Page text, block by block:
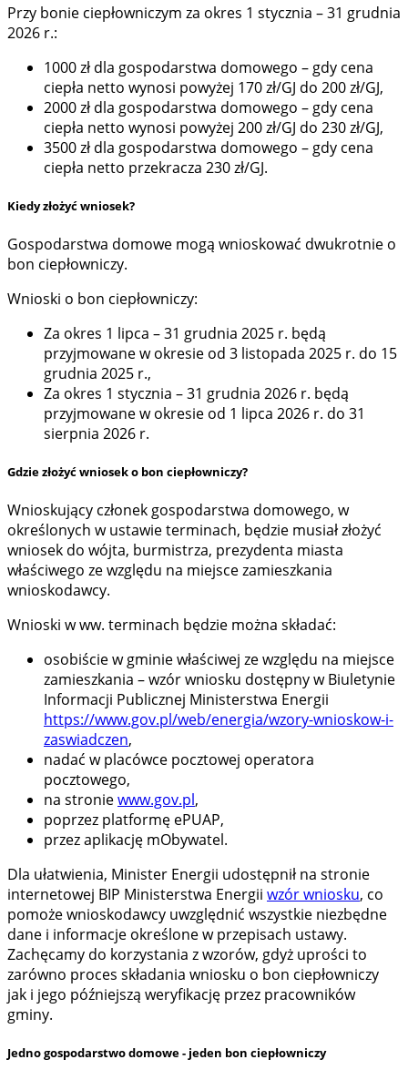
Przy bonie ciepłowniczym za okres 1 stycznia – 31 grudnia
2026 r.:
1000 zł dla gospodarstwa domowego – gdy cena
ciepła netto wynosi powyżej 170 zł/GJ do 200 zł/GJ,
2000 zł dla gospodarstwa domowego – gdy cena
ciepła netto wynosi powyżej 200 zł/GJ do 230 zł/GJ,
3500 zł dla gospodarstwa domowego – gdy cena
ciepła netto przekracza 230 zł/GJ.
Kiedy złożyć wniosek?
Gospodarstwa domowe mogą wnioskować dwukrotnie o
bon ciepłowniczy.
Wnioski o bon ciepłowniczy:
Za okres 1 lipca – 31 grudnia 2025 r. będą
przyjmowane w okresie od 3 listopada 2025 r. do 15
grudnia 2025 r.,
Za okres 1 stycznia – 31 grudnia 2026 r. będą
przyjmowane w okresie od 1 lipca 2026 r. do 31
sierpnia 2026 r.
Gdzie złożyć wniosek o bon ciepłowniczy?
Wnioskujący członek gospodarstwa domowego, w
określonych w ustawie terminach, będzie musiał złożyć
wniosek do wójta, burmistrza, prezydenta miasta
właściwego ze względu na miejsce zamieszkania
wnioskodawcy.
Wnioski w ww. terminach będzie można składać:
osobiście w gminie właściwej ze względu na miejsce
zamieszkania – wzór wniosku dostępny w Biuletynie
Informacji Publicznej Ministerstwa Energii
https://www.gov.pl/web/energia/wzory-wnioskow-i-
zaswiadczen,
nadać w placówce pocztowej operatora
pocztowego,
na stroniewww.gov.pl,
poprzez platformę ePUAP,
przez aplikację mObywatel.
Dla ułatwienia, Minister Energii udostępnił na stronie
internetowej BIP Ministerstwa Energii wzór wniosku, co
pomoże wnioskodawcy uwzględnić wszystkie niezbędne
dane i informacje określone w przepisach ustawy.
Zachęcamy do korzystania z wzorów, gdyż uprości to
zarówno proces składania wniosku o bon ciepłowniczy
jak i jego późniejszą weryfikację przez pracowników
gminy.
Jedno gospodarstwo domowe - jeden bon ciepłowniczy